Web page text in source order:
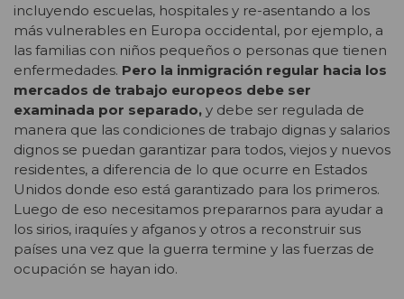
incluyendo escuelas, hospitales y re-asentando a los
más vulnerables en Europa occidental, por ejemplo, a
las familias con niños pequeños o personas que tienen
enfermedades. Pero la inmigración regular hacia los
mercados de trabajo europeos debe ser
examinada por separado, y debe ser regulada de
manera que las condiciones de trabajo dignas y salarios
dignos se puedan garantizar para todos, viejos y nuevos
residentes, a diferencia de lo que ocurre en Estados
Unidos donde eso está garantizado para los primeros.
Luego de eso necesitamos prepararnos para ayudar a
los sirios, iraquíes y afganos y otros a reconstruir sus
países una vez que la guerra termine y las fuerzas de
ocupación se hayan ido.